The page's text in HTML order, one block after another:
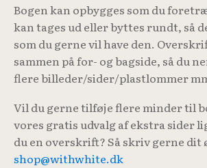
Bogen kan opbygges som du
kan tages ud eller byttes rundt, så
som du gerne vil have den.
sammen på for- og bagside, så du
flere billeder/sider/plastlommer
Vil du gerne tilføje flere minder til
vores gratis udvalg af ekstra sider
du en overskrift? Så skriv gerne dit
shop@withwhite.dk